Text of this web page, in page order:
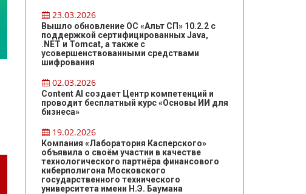
23.03.2026
Вышло обновление ОС «Альт СП» 10.2.2 с
поддержкой сертифицированных Java,
.NET и Tomcat, а также с
усовершенствованными средствами
шифрования
02.03.2026
Content AI создает Центр компетенций и
проводит бесплатный курс «Основы ИИ для
бизнеса»
19.02.2026
Компания «Лаборатория Касперского»
объявила о своём участии в качестве
технологического партнёра финансового
киберполигона Московского
государственного технического
университета имени Н.Э. Баумана